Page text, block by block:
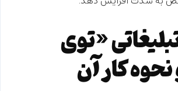
«توی
کار آن